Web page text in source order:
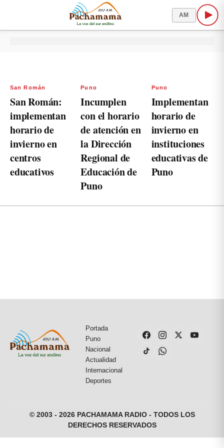
AM
San Román
San Román:
implementan
horario de
invierno en
centros
educativos
Puno
Incumplen
con el horario
de atención en
la Dirección
Regional de
Educación de
Puno
Puno
Implementan
horario de
invierno en
instituciones
educativas de
Puno
Portada
Puno
Nacional
Actualidad
Internacional
Deportes
© 2003 - 2026 PACHAMAMA RADIO - TODOS LOS
DERECHOS RESERVADOS